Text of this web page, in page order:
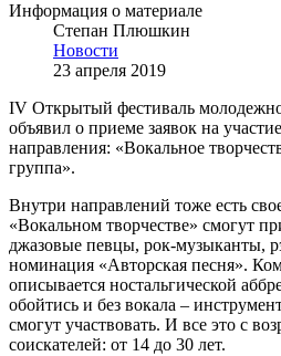
Информация о материале
Степан Плюшкин
Новости
23 апреля 2019
IV Открытый фестиваль
объявил о приеме заявок на
направления: «Вокальное
группа».
Внутри направлений тоже есть
«Вокальном творчестве» смогут
джазовые певцы, рок-музыканты,
номинация «Авторская песня».
описывается ностальгической
обойтись и без вокала –
смогут участвовать. И все это с
соискателей: от 14 до 30 лет.